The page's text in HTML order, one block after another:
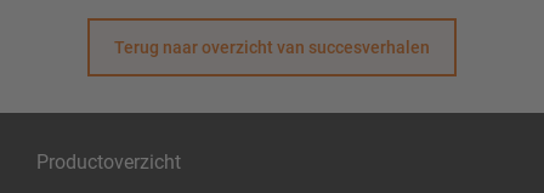
Terug naar overzicht van succesverhalen
Productoverzicht